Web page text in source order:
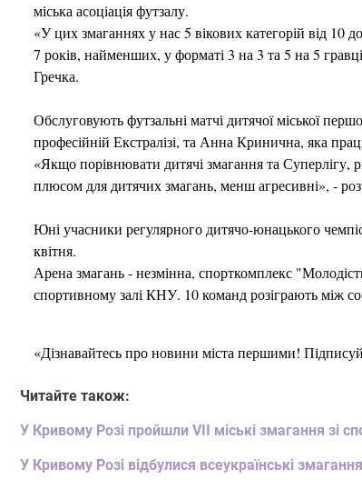
міська асоціація футзалу.
«У цих змаганнях у нас 5 вікових категорій від
7 років, найменших, у форматі 3 на 3 та 5 на 5
Гречка.
Обслуговують футзальні матчі дитячої міської
професійній Екстралізі, та Анна Кринична, яка
«Якщо порівнювати дитячі змагання та Суперлігу,
плюсом для дитячих змагань, менш агресивні», -
Юні учасники регулярного дитячо-юнацького
квітня.
Арена змагань - незмінна, спорткомплекс
спортивному залі КНУ. 10 команд розіграють між
«Дізнавайтесь про новини міста першими!
Читайте також:
У Кривому Розі пройшли VІІ міські змагання зі
У Кривому Розі відбулися всеукраїнські